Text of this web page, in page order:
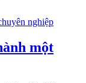
một